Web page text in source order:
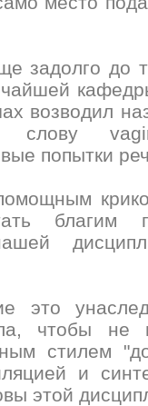
задолго до
возводил
попытки
благим
это
чтобы не
стилем
и
этой